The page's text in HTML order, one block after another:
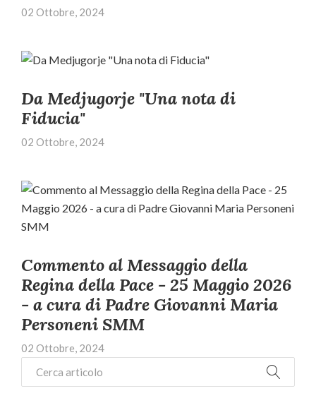
02 Ottobre, 2024
Da Medjugorje "Una nota di
Fiducia"
02 Ottobre, 2024
Commento al Messaggio della
Regina della Pace - 25 Maggio 2026
- a cura di Padre Giovanni Maria
Personeni SMM
02 Ottobre, 2024